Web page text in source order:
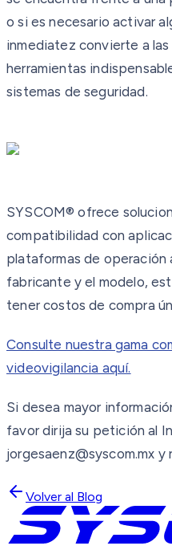
o si es necesario activar
inmediatez convierte a
herramientas
sistemas de seguridad.
SYSCOM® ofrece
compatibilidad con
plataformas de operación
fabricante y el modelo,
tener costos de compra
Consulte nuestra gama
videovigilancia aquí.
Si desea mayor
favor dirija su petición al
jorgesaenz@syscom.mx
Volver al Blog